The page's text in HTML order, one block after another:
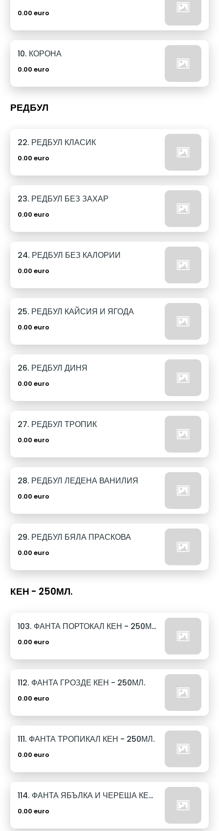
0.00 euro
10. КОРОНА
0.00 euro
РЕДБУЛ
22. РЕДБУЛ КЛАСИК
0.00 euro
23. РЕДБУЛ БЕЗ ЗАХАР
0.00 euro
24. РЕДБУЛ БЕЗ КАЛОРИИ
0.00 euro
25. РЕДБУЛ КАЙСИЯ И ЯГОДА
0.00 euro
26. РЕДБУЛ ДИНЯ
0.00 euro
27. РЕДБУЛ ТРОПИК
0.00 euro
28. РЕДБУЛ ЛЕДЕНА ВАНИЛИЯ
0.00 euro
29. РЕДБУЛ БЯЛА ПРАСКОВА
0.00 euro
КЕН - 250МЛ.
103. ФАНТА ПОРТОКАЛ КЕН - 250МЛ.
0.00 euro
112. ФАНТА ГРОЗДЕ КЕН - 250МЛ.
0.00 euro
111. ФАНТА ТРОПИКАЛ КЕН - 250МЛ.
0.00 euro
114. ФАНТА ЯБЪЛКА И ЧЕРЕША КЕН - 250МЛ.
0.00 euro